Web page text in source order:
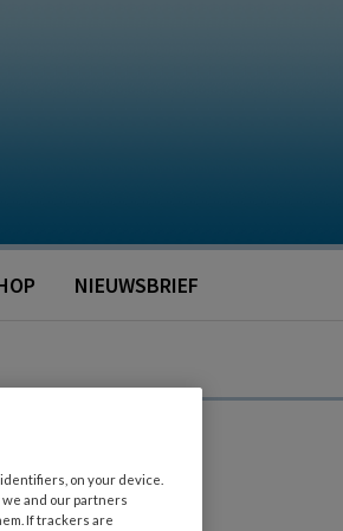
NIEUWSBRIEF
on your device.
and our partners
If trackers are